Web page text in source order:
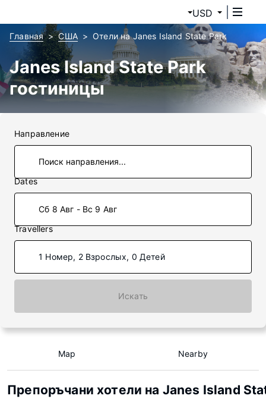
USD
Главная США Отели на Janes Island State Park
Janes Island State Park
гостиницы
Направление
Dates
Сб 8 Авг - Вс 9 Авг
Travellers
1 Номер, 2 Взрослых, 0 Детей
Искать
Map Nearby
Препоръчани хотели на Janes Island